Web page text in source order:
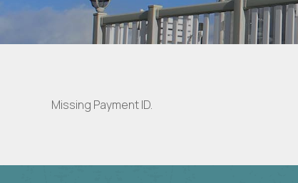
Missing Payment ID.